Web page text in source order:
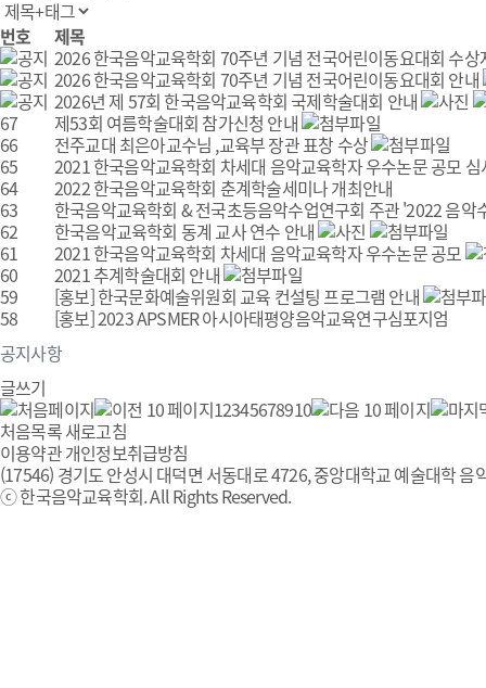
공지사항
번호
제목
2026 한국음악교육학회 70주년 기념 전국어린이동요대회 수상
2026 한국음악교육학회 70주년 기념 전국어린이동요대회 안내
2026년 제 57회 한국음악교육학회 국제학술대회 안내
67
제53회 여름학술대회 참가신청 안내
66
전주교대 최은아교수님 ,교육부 장관 표창 수상
65
2021 한국음악교육학회 차세대 음악교육학자 우수논문 공모 심
64
2022 한국음악교육학회 춘계학술세미나 개최안내
63
한국음악교육학회 & 전국초등음악수업연구회 주관 '2022 음악
62
한국음악교육학회 동계 교사 연수 안내
61
2021 한국음악교육학회 차세대 음악교육학자 우수논문 공모
60
2021 추계학술대회 안내
59
[홍보] 한국문화예술위원회 교육 컨설팅 프로그램 안내
58
[홍보] 2023 APSMER 아시아태평양음악교육연구심포지엄
글쓰기
12345678910
처음목록새로고침
이용약관개인정보취급방침
(17546) 경기도 안성시 대덕면 서동대로 4726, 중앙대학교 예술대학 음
ⓒ 한국음악교육학회. All Rights Reserved.